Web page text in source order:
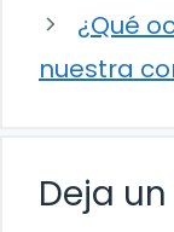
¿Qué
nuestra
Deja